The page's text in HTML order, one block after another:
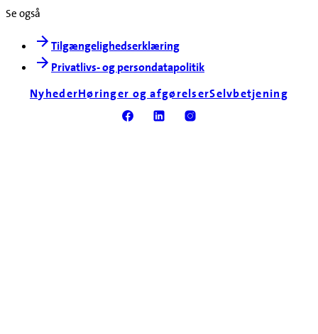
Se også
Tilgængelighedserklæring
Privatlivs- og persondatapolitik
NyhederHøringer og afgørelserSelvbetjening